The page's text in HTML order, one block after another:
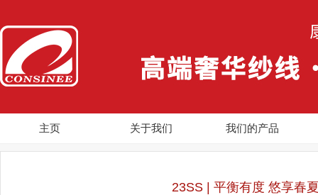
主页 关于我们 我们的产品
23SS | 平衡有度 悠享春